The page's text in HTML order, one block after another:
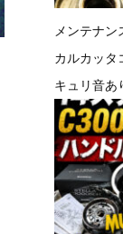
メンテナ
カルカッタ
キュリ音あ